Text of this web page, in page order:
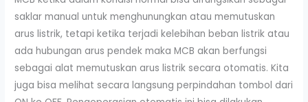
saklar manual untuk menghunungkan atau memutuskan
arus listrik, tetapi ketika terjadi kelebihan beban listrik atau
ada hubungan arus pendek maka MCB akan berfungsi
sebagai alat memutuskan arus listrik secara otomatis. Kita
juga bisa melihat secara langsung perpindahan tombol dari